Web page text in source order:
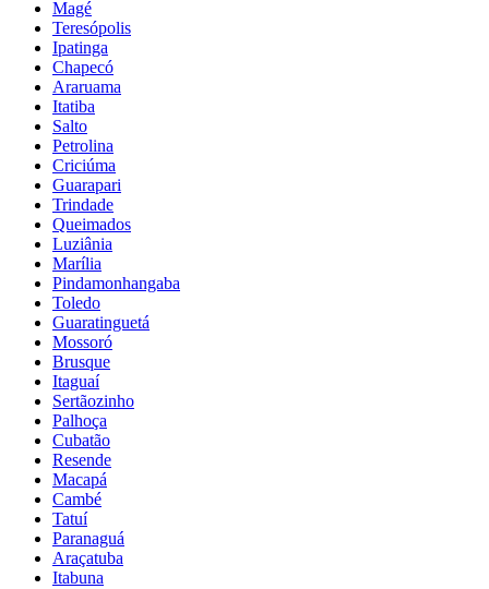
Magé
Teresópolis
Ipatinga
Chapecó
Araruama
Itatiba
Salto
Petrolina
Criciúma
Guarapari
Trindade
Queimados
Luziânia
Marília
Pindamonhangaba
Toledo
Guaratinguetá
Mossoró
Brusque
Itaguaí
Sertãozinho
Palhoça
Cubatão
Resende
Macapá
Cambé
Tatuí
Paranaguá
Araçatuba
Itabuna